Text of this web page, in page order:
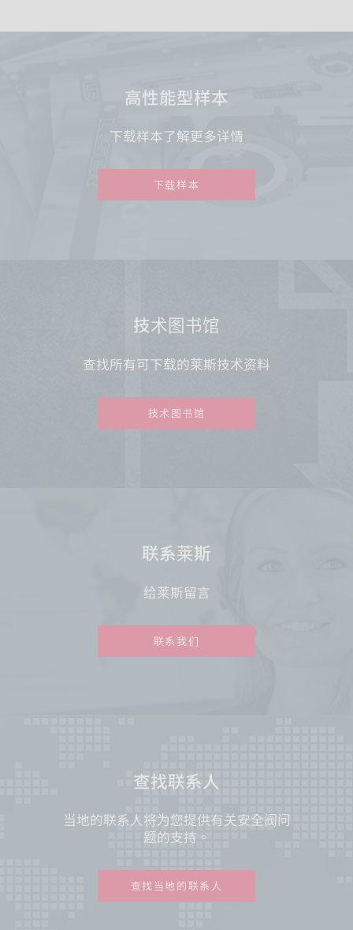
高性能型样本
下载样本了解更多详情
下载样本
技术图书馆
查找所有可下载的莱斯技术资料
技术图书馆
联系莱斯
给莱斯留言
联系我们
查找联系人
当地的联系人将为您提供有关安全阀问
题的支持。
查找当地的联系人